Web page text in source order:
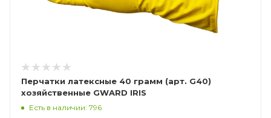
Перчатки латексные 40 грамм (арт. G40)
хозяйственные GWARD IRIS
Есть в наличии: 796